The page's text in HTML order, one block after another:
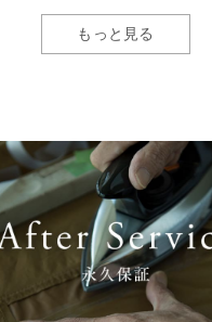
もっと見る